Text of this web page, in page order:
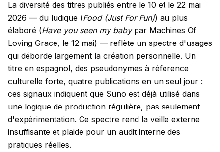
La diversité des titres publiés entre le 10 et le 22 mai
2026 — du ludique (Food (Just For Fun)) au plus
élaboré (Have you seen my babypar Machines Of
Loving Grace, le 12 mai) — reflète un spectre d'usages
qui déborde largement la création personnelle. Un
titre en espagnol, des pseudonymes à référence
culturelle forte, quatre publications en un seul jour :
ces signaux indiquent que Suno est déjà utilisé dans
une logique de production régulière, pas seulement
d'expérimentation. Ce spectre rend la veille externe
insuffisante et plaide pour un audit interne des
pratiques réelles.